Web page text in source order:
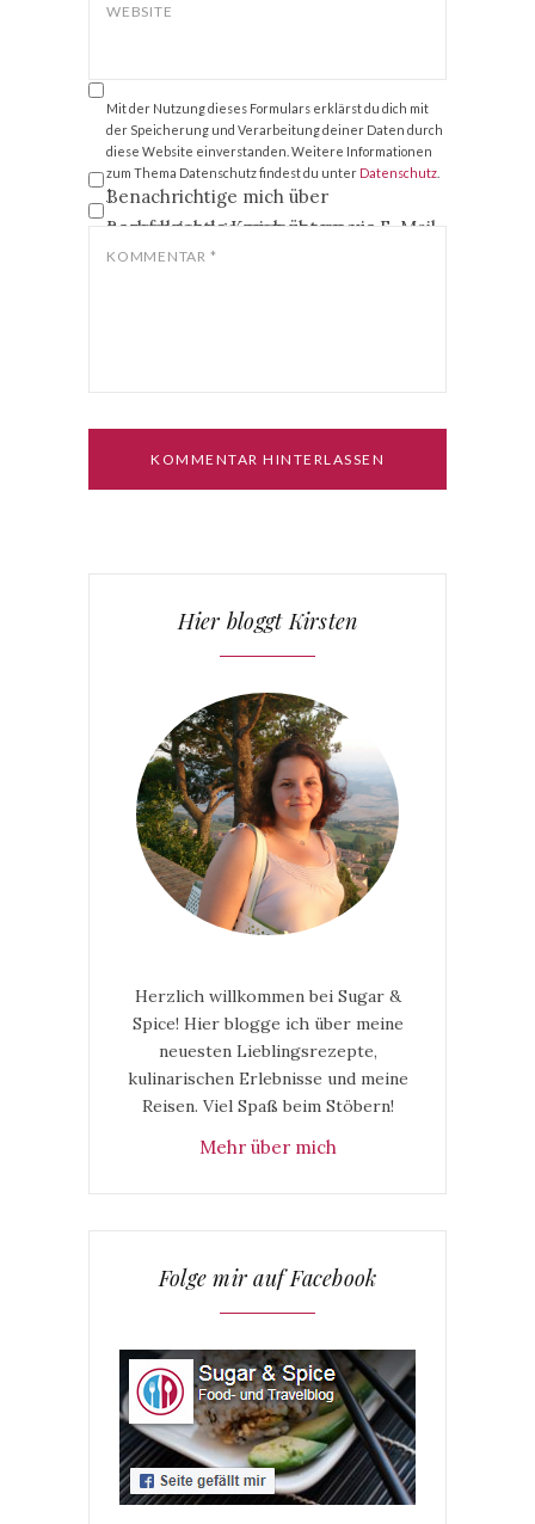
WEBSITE
Mit der Nutzung dieses Formulars erklärst du dich mit
der Speicherung und Verarbeitung deiner Daten durch
diese Website einverstanden. Weitere Informationen
zum Thema Datenschutz findest du unter Datenschutz
*
Benachrichtige mich über
nachfolgende Kommentare via E-Mail.
Benachrichtige mich über neue
Beiträge via E-Mail.
KOMMENTAR *
Hier bloggt Kirsten
Herzlich willkommen bei Sugar &
Spice! Hier blogge ich über meine
neuesten Lieblingsrezepte,
kulinarischen Erlebnisse und meine
Reisen. Viel Spaß beim Stöbern!
Mehr über mich
Folge mir auf Facebook